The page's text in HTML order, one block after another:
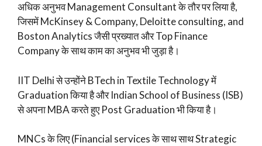
अधिक अनुभव Management Consultant के तौर पर लिया है,
जिसमें McKinsey & Company, Deloitte consulting, and
Boston Analytics जैसी प्रख्यात और Top Finance
Company के साथ काम का अनुभव भी जुड़ा है।
IIT Delhi से उन्होंने BTech in Textile Technology में
Graduation किया है और Indian School of Business (ISB)
से अपना MBA करते हुए Post Graduation भी किया है।
MNCs के लिए (Financial services के साथ साथ Strategic